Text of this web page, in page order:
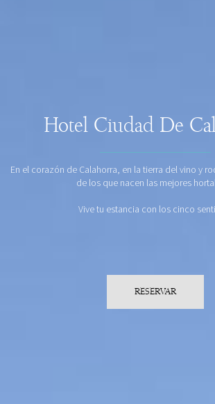
Hotel Ciudad De
En el corazón de Calahorra, en la tierra del vino y
de los que nacen las mejores
Vive tu estancia con los cinco
RESERVAR